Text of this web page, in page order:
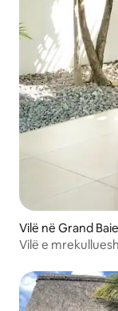
Vilë në Grand Baie
Vilë e